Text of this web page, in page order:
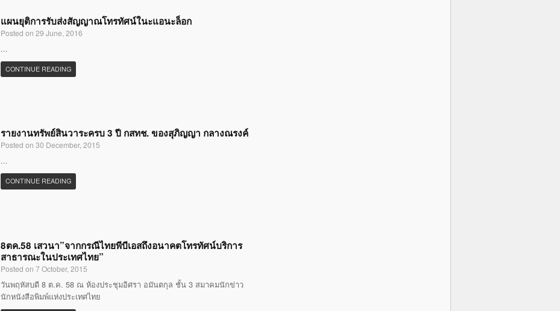
แผนยุติการรับส่งสัญญาณโทรทัศน์ในะแอนะล็อก
Posted on 29 June, 2016
...
CONTINUE READING
รายงานทรัพย์สินวาระครบ 3 ปี กสทช. ของสุภิญญา กลางณรงค์
Posted on 30 December, 2015
...
CONTINUE READING
8ตค.58 เสวนา”จากกรณีไทยพีบีเอสถึงอนาคตโทรทัศน์บริการ
สาธารณะในประเทศไทย”
Posted on 7 October, 2015
วันพฤหัสบดี 8 ต.ค. 58 ณ ห้องประชุมอิศรา อมันตกุล ชั้น 3 สมาคมนักข่าว
นักหนังสือพิมพ์แห่งประเทศไทย